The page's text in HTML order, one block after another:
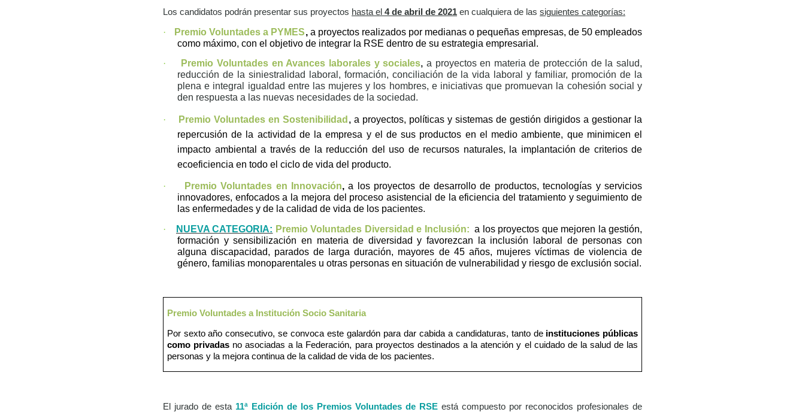
Los candidatos podrán presentar sus proyectos hasta el 4 de abril de 2021 en cualquiera de las siguientes categorías:
· Premio Voluntades a PYMES, a proyectos realizados por medianas opequeñas empresas, de 50 empleados
como máximo, con el objetivo de integrar la RSE dentro de su estrategia empresarial.
·
Premio Voluntades en Avances laborales y sociales, a proyectos en materia de protección de la salud,
reducción de la siniestralidad laboral, formación, conciliación de la vida laboral y familiar, promoción de la
plena e integral igualdad entre las mujeres y los hombres, e iniciativas que promuevan la cohesión social y
den respuesta a las nuevas necesidades de la sociedad.
· Premio Voluntades en Sostenibilidad , a proyectos, políticas y sistemas de gestión dirigidos a gestionar la
repercusión de la actividad de la empresa y el de sus productos en el medio ambiente, que minimicen el
impacto ambiental a través de la reducción del uso de recursos naturales, la implantación de criterios de
ecoeficiencia en todo el ciclo de vida del producto.
· Premio Voluntades en Innovación,a los proyectos de desarrollo de productos, tecnologías y servicios
innovadores, enfocados a la mejora del proceso asistencial de la eficiencia del tratamiento y seguimiento de
las enfermedades y de la calidad de vida de los pacientes.
·
NUEVA CATEGORIA: Premio Voluntades Diversidad e Inclusión: a los proyectos que mejoren la gestión,
formación y sensibilización en materia de diversidad y favorezcan la inclusión laboral de personas con
alguna discapacidad, parados de larga duración, mayores de 45 años, mujeres víctimas de violencia de
género, familias monoparentales u otras personas en situación de vulnerabilidad y riesgo de exclusión social.
Premio Voluntades a Institución Socio Sanitaria
Por sexto año consecutivo, se convoca este galardón para dar cabida a candidaturas, tanto de instituciones públicas
como privadasno asociadas a la Federación, para proyectos destinados a la atención y el cuidado de la salud de las
personas y la mejora continua de la calidad de vida de los pacientes.
El jurado de esta 11ª Edición de los Premios Voluntades de RSE está compuesto por reconocidos profesionales de